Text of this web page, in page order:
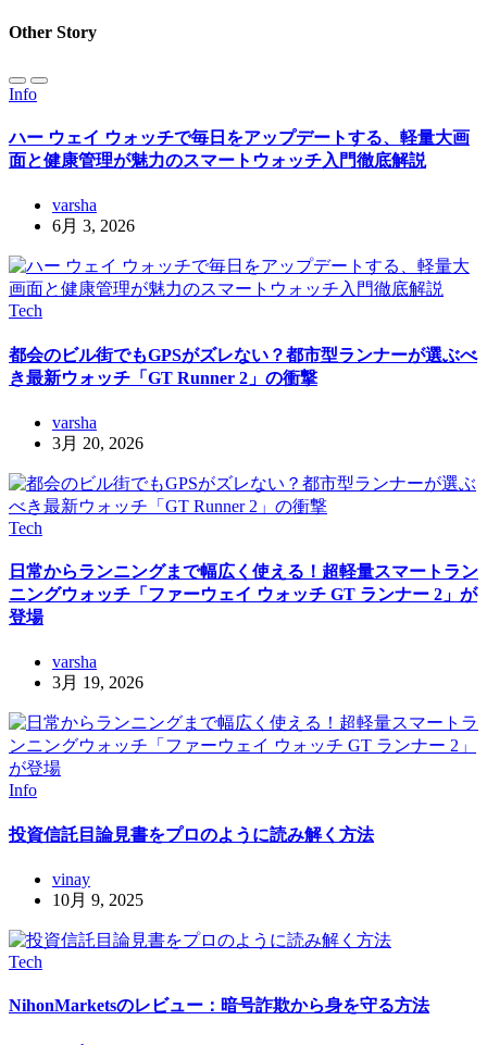
Other Story
Info
ハー ウェイ ウォッチで毎日をアップデートする、軽量大画
面と健康管理が魅力のスマートウォッチ入門徹底解説
varsha
6月 3, 2026
Tech
都会のビル街でもGPSがズレない？都市型ランナーが選ぶべ
き最新ウォッチ「GT Runner 2」の衝撃
varsha
3月 20, 2026
Tech
日常からランニングまで幅広く使える！超軽量スマートラン
ニングウォッチ「ファーウェイ ウォッチ GT ランナー 2」が
登場
varsha
3月 19, 2026
Info
投資信託目論見書をプロのように読み解く方法
vinay
10月 9, 2025
Tech
NihonMarketsのレビュー：暗号詐欺から身を守る方法